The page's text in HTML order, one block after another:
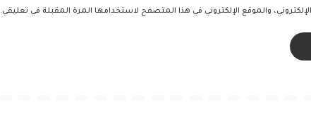
والموقع الإلكتروني في هذا المتصفح لاستخدامها المرة المقبلة في تعليقي.